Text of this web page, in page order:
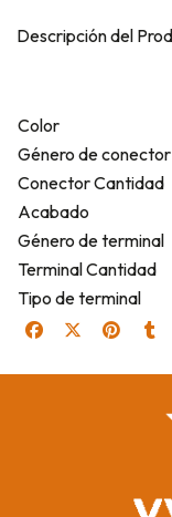
Descripción del
Color
Género de conector
Conector Cantidad
Acabado
Género de terminal
Terminal Cantidad
Tipo de terminal